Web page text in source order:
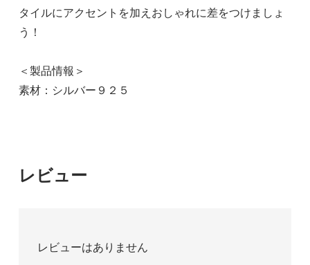
タイルにアクセントを加えおしゃれに差をつけましょ
う！
＜製品情報＞
素材：シルバー９２５
レビュー
レビューはありません